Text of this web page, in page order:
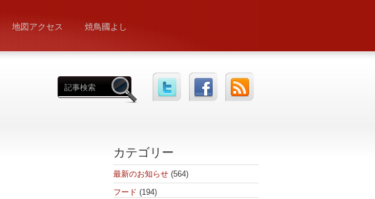
地図アクセス 焼鳥國よし
カテゴリー
最新のお知らせ (564)
フード (194)